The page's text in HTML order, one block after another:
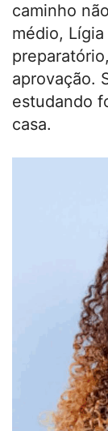
caminho
médio,
aprovação.
estudando
casa.